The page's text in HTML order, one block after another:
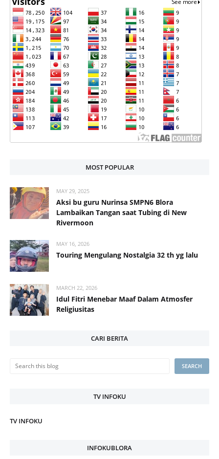
MOST POPULAR
MAY 29, 2025
Aksi bu guru Nurinsa SMPN6 Blora
Lambaikan Tangan saat Tubing di New
Rivermoon
MAY 16, 2026
Touring Mengulang Nostalgia 32 th yg lalu
MARCH 22, 2026
Idul Fitri Menebar Maaf Dalam Atmosfer
Religiusitas
CARI BERITA
TV INFOKU
TV INFOKU
INFOKUBLORA